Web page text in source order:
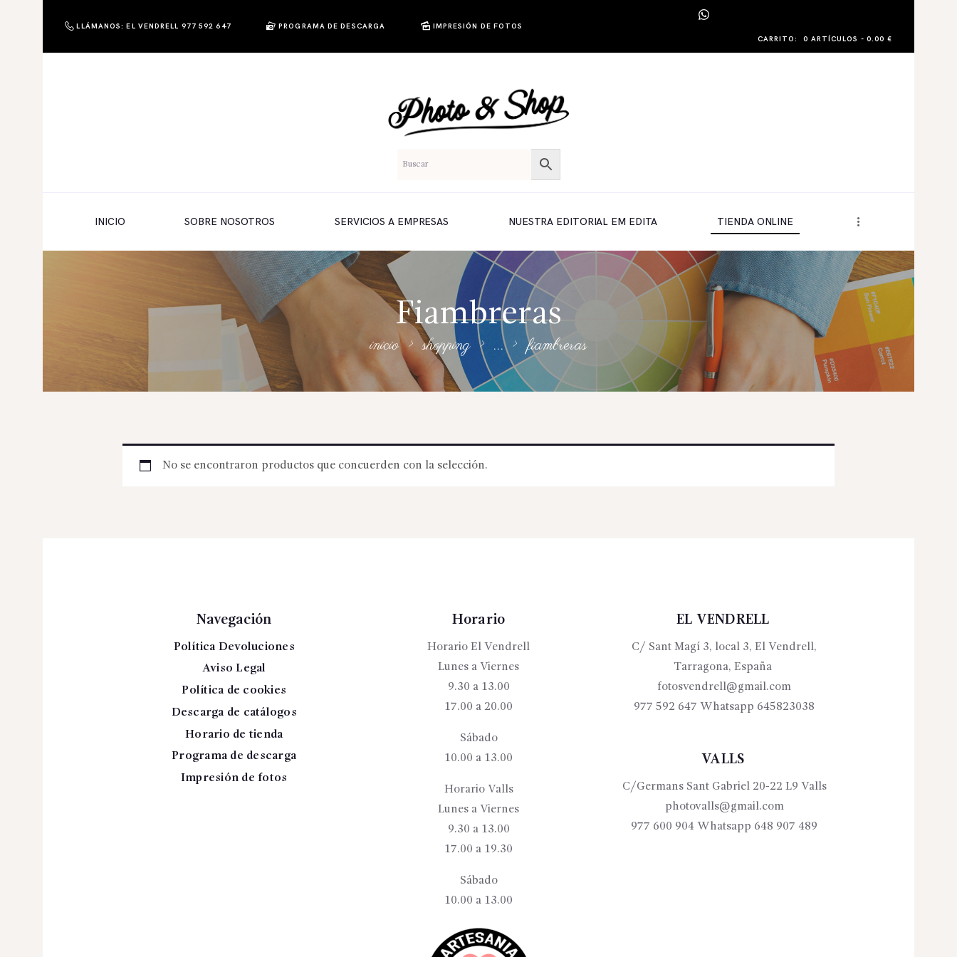
LLÁMANOS: EL VENDRELL 977 592 647 PROGRAMA DE DESCARGA
IMPRESIÓN DE FOTOS
CARRITO:
0 ARTÍCULOS - 0.00 €
INICIO SOBRE NOSOTROS SERVICIOS A EMPRESAS NUESTRA EDITORIAL EM EDITA TIENDA ONLINE
Fiambreras
inicio shopping ... fiambreras
PHOTO & SHOP
TIENDA ONLINE
No se encontraron productos que concuerden con la selección.
Navegación
Política Devoluciones
Aviso Legal
Política de cookies
Descarga de catálogos
Horario de tienda
Programa de descarga
Impresión de fotos
Horario
Horario El Vendrell
Lunes a Viernes
9.30 a 13.00
17.00 a 20.00
Sábado
10.00 a 13.00
Horario Valls
Lunes a Viernes
9.30 a 13.00
17.00 a 19.30
Sábado
10.00 a 13.00
EL VENDRELL
C/ Sant Magí 3, local 3, El Vendrell,
Tarragona, España
fotosvendrell@gmail.com
977 592 647 Whatsapp 645823038
VALLS
C/Germans Sant Gabriel 20-22 L9 Valls
photovalls@gmail.com
977 600 904 Whatsapp 648 907 489